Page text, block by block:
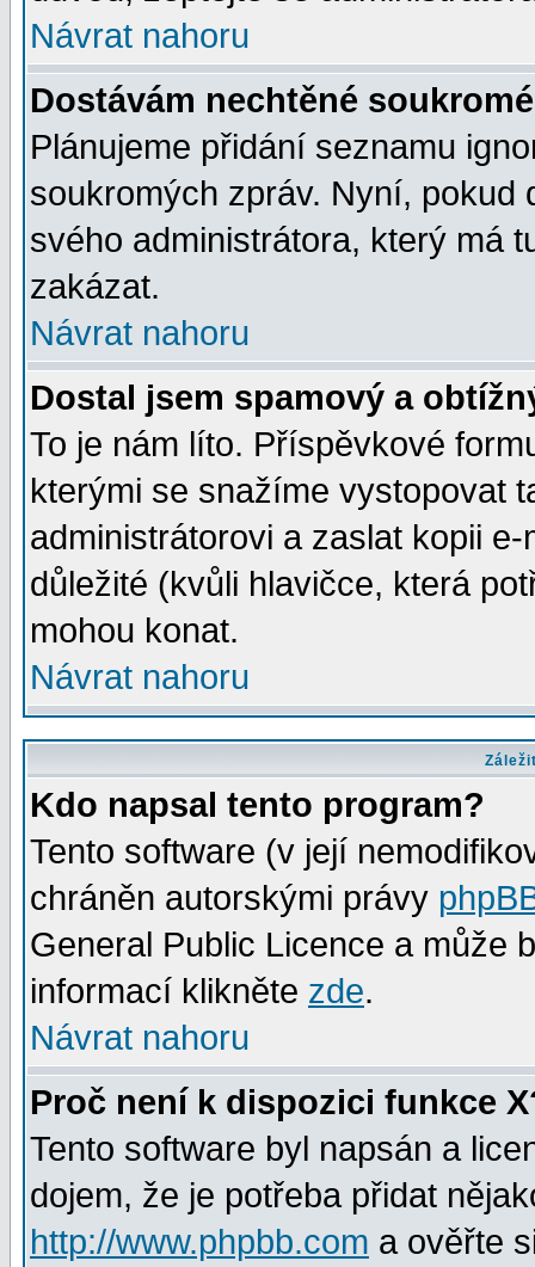
Návrat nahoru
Dostávám nechtěné
Plánujeme přidání seznamu
soukromých zpráv. Nyní, pokud
svého administrátora, který má
zakázat.
Návrat nahoru
Dostal jsem spamový a
To je nám líto. Příspěvkové
kterými se snažíme vystopovat
administrátorovi a zaslat kopii
důležité (kvůli hlavičce, která
mohou konat.
Návrat nahoru
Kdo napsal tento program?
Tento software (v její
chráněn autorskými právy
General Public Licence a může
informací klikněte zde.
Návrat nahoru
Proč není k dispozici funkce
Tento software byl napsán a
dojem, že je potřeba přidat
http://www.phpbb.com a ověřte